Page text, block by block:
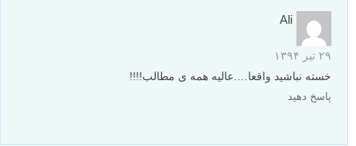
Ali
۲۹ تیر ۱۳۹۴
خسته نباشید واقعا….عالیه همه ی مطالب!!!!
پاسخ دهید